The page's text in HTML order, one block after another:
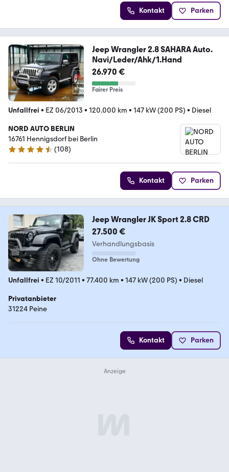
Kontakt Parken
Jeep Wrangler 2.8 SAHARA Auto.
Navi/Leder/Ahk/1.Hand
26.970 €
Fairer Preis
Unfallfrei • EZ 06/2013 • 120.000 km • 147 kW (200 PS) • Diesel
NORD AUTO BERLIN
16761 Hennigsdorf bei Berlin
4.7 Sterne
(108)
Kontakt Parken
Jeep Wrangler JK Sport 2.8 CRD
27.500 €
Verhandlungsbasis
Ohne Bewertung
Unfallfrei • EZ 10/2011 • 77.400 km • 147 kW (200 PS) • Diesel
Privatanbieter
31224 Peine
Kontakt Parken